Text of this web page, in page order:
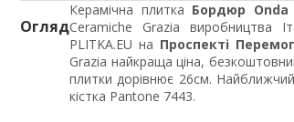
Огляд
Керамічна плитка Бордюр Onda
Ceramiche Grazia виробництва
PLITKA.EU на Проспекті
Grazia найкраща ціна,
плитки дорівнює 26см.
кістка Pantone 7443.